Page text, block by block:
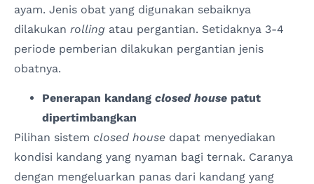
ayam. Jenis obat yang digunakan sebaiknya
dilakukan rolling atau pergantian. Setidaknya 3-4
periode pemberian dilakukan pergantian jenis
obatnya.
Penerapan kandang closed house patut
dipertimbangkan
Pilihan sistem closed house dapat menyediakan
kondisi kandang yang nyaman bagi ternak. Caranya
dengan mengeluarkan panas dari kandang yang